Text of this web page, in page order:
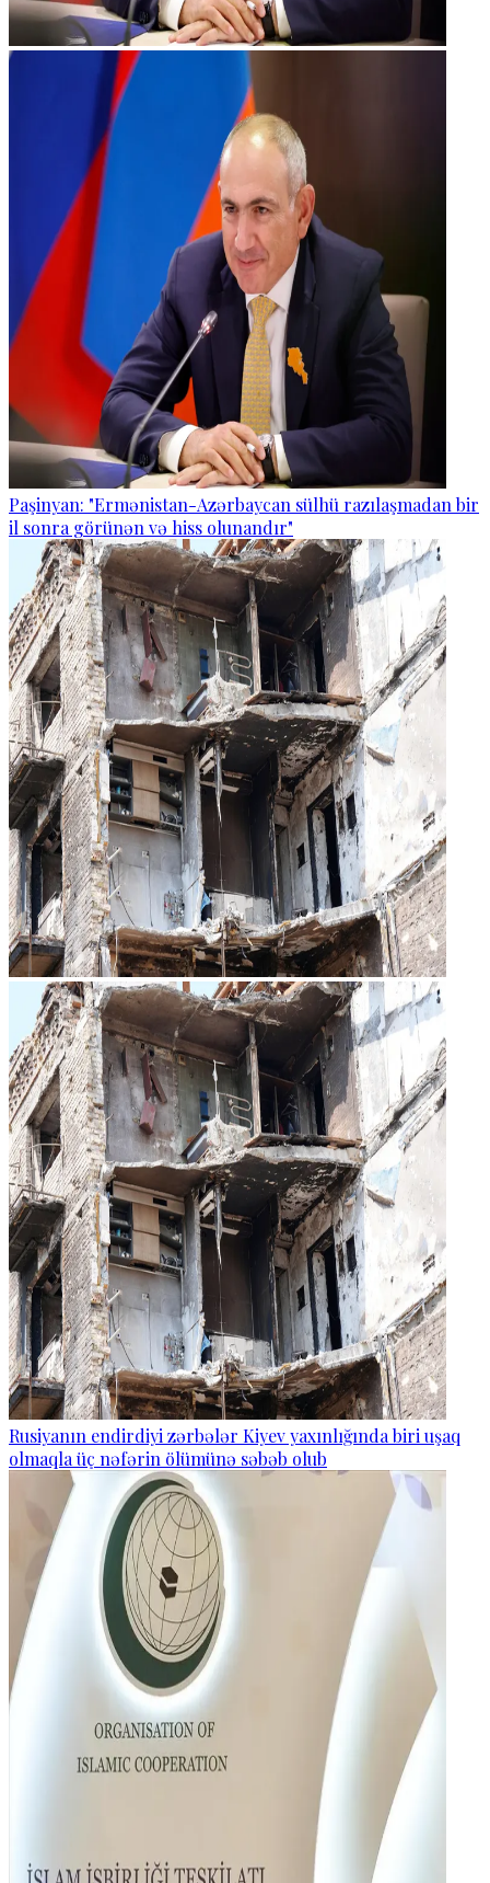
Paşinyan: "Ermənistan-Azərbaycan sülhü razılaşmadan bir
il sonra görünən və hiss olunandır"
Rusiyanın endirdiyi zərbələr Kiyev yaxınlığında biri uşaq
olmaqla üç nəfərin ölümünə səbəb olub